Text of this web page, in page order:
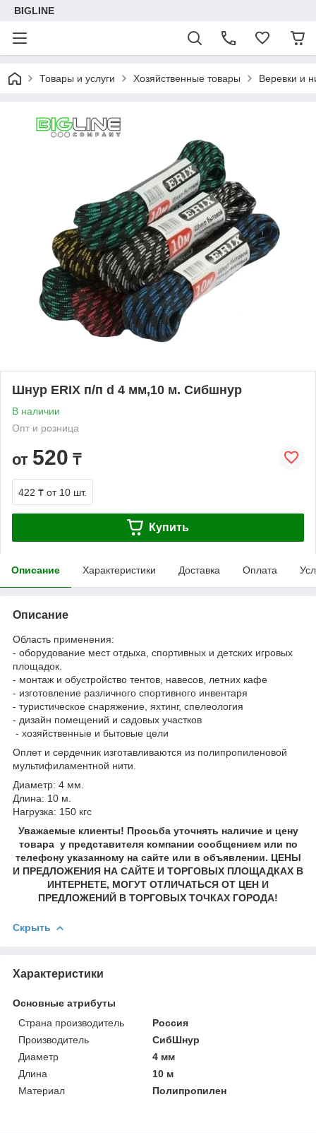
BIGLINE
Товары и услуги Хозяйственные товары Веревки и
Шнур ERIX п/п d 4 мм,10 м. Сибшнур
В наличии
Опт и розница
от 520 ₸
422 ₸ от 10 шт.
Купить
Описание Характеристики Доставка Оплата
Описание
Область применения:
- оборудование мест отдыха, спортивных и детских игровых
площадок.
- монтаж и обустройство тентов, навесов, летних кафе
- изготовление различного спортивного инвентаря
- туристическое снаряжение, яхтинг, спелеология
- дизайн помещений и садовых участков
- хозяйственные и бытовые цели
Оплет и сердечник изготавливаются из полипропиленовой
мультифиламентной нити.
Диаметр: 4 мм.
Длина: 10 м.
Нагрузка: 150 кгс
Уважаемые клиенты! Просьба уточнять наличие и цену
товара у представителя компании сообщением или по
телефону указанному на сайте или в объявлении. ЦЕНЫ
И ПРЕДЛОЖЕНИЯ НА САЙТЕ И ТОРГОВЫХ ПЛОЩАДКАХ В
ИНТЕРНЕТЕ, МОГУТ ОТЛИЧАТЬСЯ ОТ ЦЕН И
ПРЕДЛОЖЕНИЙ В ТОРГОВЫХ ТОЧКАХ ГОРОДА!
Скрыть
Характеристики
Основные атрибуты
Страна производитель
Россия
Производитель
СибШнур
Диаметр
4 мм
Длина
10 м
Материал
Полипропилен